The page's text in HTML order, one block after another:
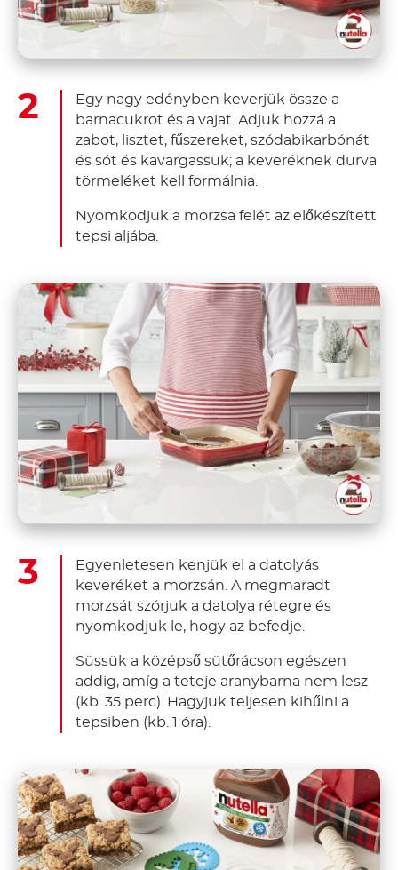
Egy nagy edényben keverjük össze a
barnacukrot és a vajat. Adjuk hozzá a
zabot, lisztet, fűszereket, szódabikarbónát
és sót és kavargassuk; a keveréknek durva
törmeléket kell formálnia.
Nyomkodjuk a morzsa felét az előkészített
tepsi aljába.
Egyenletesen kenjük el a datolyás
keveréket a morzsán. A megmaradt
morzsát szórjuk a datolya rétegre és
nyomkodjuk le, hogy az befedje.
Süssük a középső sütőrácson egészen
addig, amíg a teteje aranybarna nem lesz
(kb. 35 perc). Hagyjuk teljesen kihűlni a
tepsiben (kb. 1 óra).